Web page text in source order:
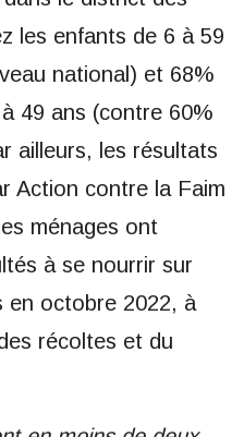
les enfants de 6 à 59
national) et 68%
49 ans (contre 60%
ailleurs, les résultats
Action contre la Faim
ménages ont
à se nourrir sur
en octobre 2022, à
récoltes et du